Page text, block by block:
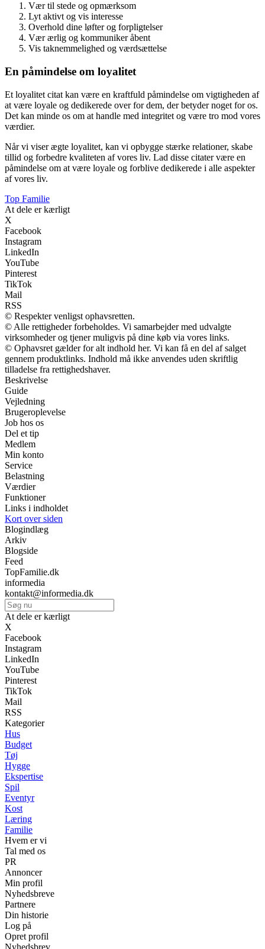
Vær til stede og opmærksom
Lyt aktivt og vis interesse
Overhold dine løfter og forpligtelser
Vær ærlig og kommuniker åbent
Vis taknemmelighed og værdsættelse
En påmindelse om loyalitet
Et loyalitet citat kan være en kraftfuld påmindelse om vigtigheden af
at være loyale og dedikerede over for dem, der betyder noget for os.
Det kan minde os om at handle med integritet og være tro mod vores
værdier.
Når vi viser ægte loyalitet, kan vi opbygge stærke relationer, skabe
tillid og forbedre kvaliteten af vores liv. Lad disse citater være en
påmindelse om at være loyale og forblive dedikerede i alle aspekter
af vores liv.
Top Familie
At dele er kærligt
X
Facebook
Instagram
LinkedIn
YouTube
Pinterest
TikTok
Mail
RSS
© Respekter venligst ophavsretten.
© Alle rettigheder forbeholdes. Vi samarbejder med udvalgte
virksomheder og tjener muligvis på dine køb via vores links.
© Ophavsret gælder for alt indhold her. Vi kan få en del af salget
gennem produktlinks. Indhold må ikke anvendes uden skriftlig
tilladelse fra rettighedshaver.
Beskrivelse
Guide
Vejledning
Brugeroplevelse
Job hos os
Del et tip
Medlem
Min konto
Service
Belastning
Værdier
Funktioner
Links i indholdet
Kort over siden
Blogindlæg
Arkiv
Blogside
Feed
TopFamilie.dk
informedia
kontakt@informedia.dk
At dele er kærligt
X
Facebook
Instagram
LinkedIn
YouTube
Pinterest
TikTok
Mail
RSS
Kategorier
Hus
Budget
Tøj
Hygge
Ekspertise
Spil
Eventyr
Kost
Læring
Familie
Hvem er vi
Tal med os
PR
Annoncer
Min profil
Nyhedsbreve
Partnere
Din historie
Log på
Opret profil
Nyhedsbrev